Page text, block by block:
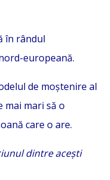
în rândul
europeană.
de moștenire al
mai mari să o
care o are.
dintre acești